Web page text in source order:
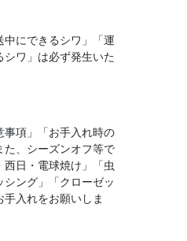
にできるシワ」「運
ワ」は必ず発生いた
事項」「お手入れ時の
た、シーズンオフ等で
日・電球焼け」「虫
ング」「クローゼッ
手入れをお願いしま